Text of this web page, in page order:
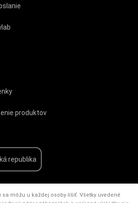
produktov
republika
sa môžu u každej osoby líšiť. Všetky uvedené